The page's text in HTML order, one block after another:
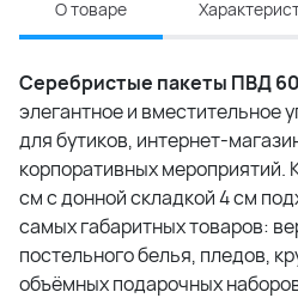
О товаре
Серебристые пакеты ПВД
элегантное и вместительное
для бутиков, интернет-
корпоративных мероприятий.
см с донной складкой 4 см
самых габаритных товаров:
постельного белья, пледов,
объёмных подарочных